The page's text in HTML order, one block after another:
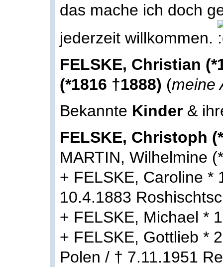
das mache ich doch
jederzeit willkommen.
FELSKE, Christian
(*1816 †1888) (meine
Bekannte Kinder &
FELSKE, Christoph
MARTIN, Wilhelmine
+ FELSKE, Caroline *
10.4.1883
+ FELSKE, Michael *
+ FELSKE, Gottlieb *
Polen / † 7.11.1951